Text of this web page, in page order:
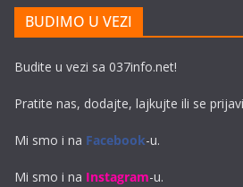
BUDIMO U VEZI
Budite u vezi sa 037info.net!
Pratite nas, dodajte, lajkujte ili se
Mi smo i na Facebook-u.
Mi smo i na Instagram-u.